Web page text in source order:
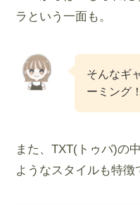
ラという一面も。
そんなギ
ーミング！
また、TXT(トゥバ)の
ようなスタイルも特徴